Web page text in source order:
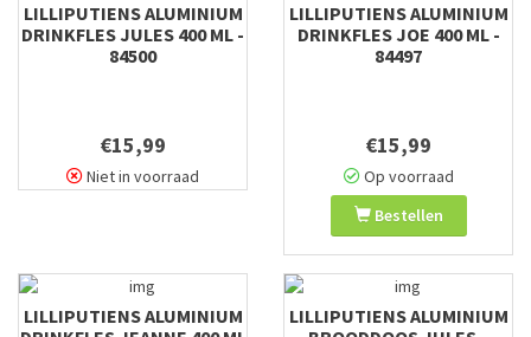
LILLIPUTIENS ALUMINIUM
DRINKFLES JULES 400 ML -
84500
€15,99
Niet in voorraad
LILLIPUTIENS ALUMINIUM
DRINKFLES JOE 400 ML -
84497
€15,99
Op voorraad
Bestellen
LILLIPUTIENS ALUMINIUM
LILLIPUTIENS ALUMINIUM